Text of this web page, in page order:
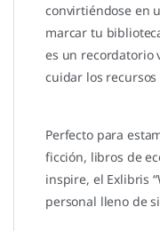
convirtiéndose en
marcar tu
es un recordatorio
cuidar los
Perfecto para
ficción, libros de
inspire, el Exlibris
personal lleno de